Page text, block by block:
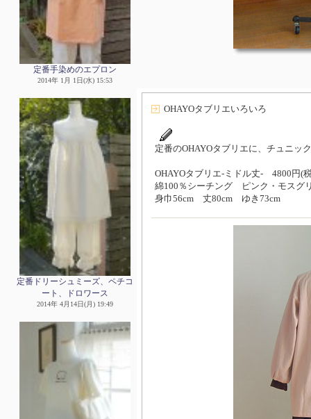
定番手染めのエプロン
2014年 1月 1日(水) 15:53
定番ドリーシュミーズ、ペチコ
ート、ドロワース
2014年 4月14日(月) 19:49
OHAYOタブリエいろいろ
定番のOHAYOタブリエに、チュニッ
OHAYOタブリエ-ミドル丈- 4800円(
綿100％シーチング ピンク・モスグ
身巾56cm 丈80cm ゆき73cm